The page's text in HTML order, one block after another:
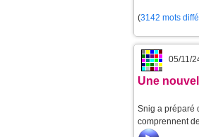
(3142 mots
05/11/
Une
Snig a préparé
comprennent